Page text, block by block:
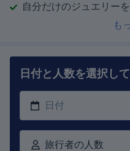
自分だけのジュエリー
も
日付と人数を選択し
旅行者の人数